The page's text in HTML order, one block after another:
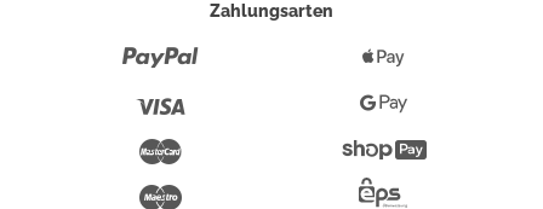
Zahlungsarten
Maestro
Pay
Google
Pay